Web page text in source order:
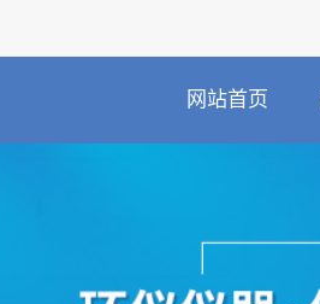
网站首页